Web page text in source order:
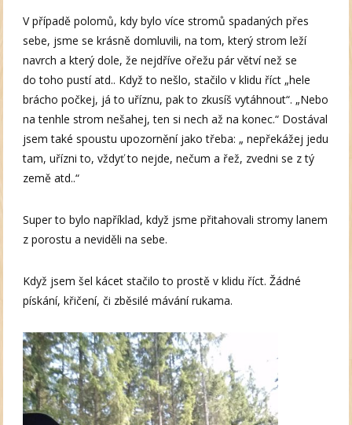
V případě polomů, kdy bylo více stromů spadaných přes
sebe, jsme se krásně domluvili, na tom, který strom leží
navrch a který dole, že nejdříve ořežu pár větví než se
do toho pustí atd.. Když to nešlo, stačilo v klidu říct „hele
brácho počkej, já to uříznu, pak to zkusíš vytáhnout“. „Nebo
na tenhle strom nešahej, ten si nech až na konec.“ Dostával
jsem také spoustu upozornění jako třeba: „ nepřekážej jedu
tam, uřízni to, vždyť to nejde, nečum a řež, zvedni se z tý
země atd..“
Super to bylo například, když jsme přitahovali stromy lanem
z porostu a neviděli na sebe.
Když jsem šel kácet stačilo to prostě v klidu říct. Žádné
pískání, křičení, či zběsilé mávání rukama.